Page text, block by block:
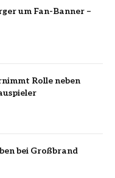
um Fan-Banner –
Rolle neben
bei Großbrand